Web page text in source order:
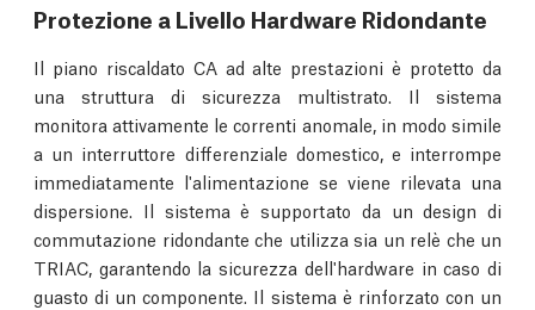
Protezione a Livello Hardware Ridondante
Il piano riscaldato CA ad alte prestazioni è protetto da
una struttura di sicurezza multistrato. Il sistema
monitora attivamente le correnti anomale, in modo simile
a un interruttore differenziale domestico, e interrompe
immediatamente l'alimentazione se viene rilevata una
dispersione. Il sistema è supportato da un design di
commutazione ridondante che utilizza sia un relè che un
TRIAC, garantendo la sicurezza dell'hardware in caso di
guasto di un componente. Il sistema è rinforzato con un